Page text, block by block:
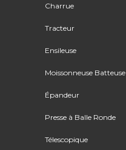
Charrue
Tracteur
Ensileuse
Moissonneuse Batteuse
Épandeur
Presse à Balle Ronde
Télescopique